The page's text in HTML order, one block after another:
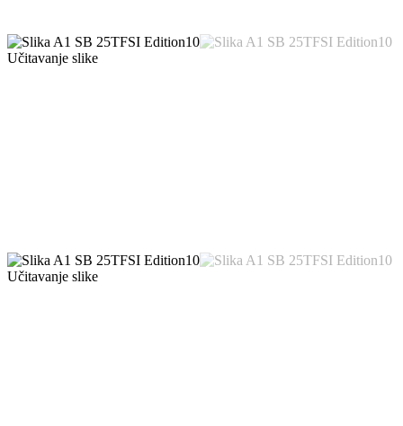
Učitavanje slike
Učitavanje slike